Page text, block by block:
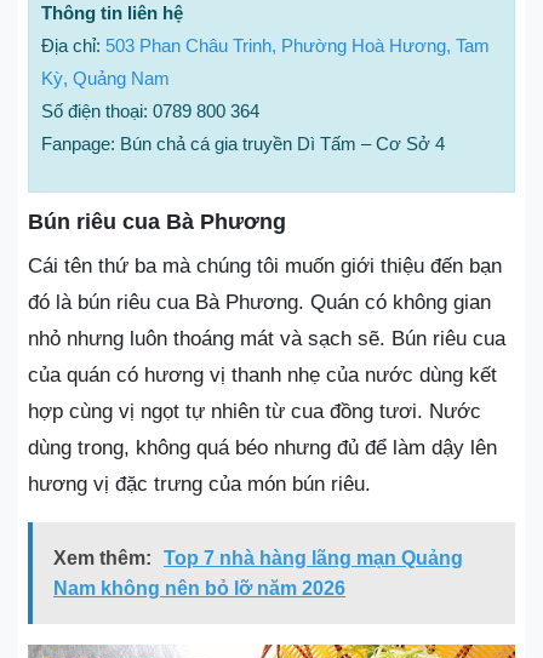
Thông tin liên hệ
Địa chỉ: 503 Phan Châu Trinh, Phường Hoà Hương, Tam
Kỳ, Quảng Nam
Số điện thoại: 0789 800 364
Fanpage: Bún chả cá gia truyền Dì Tấm – Cơ Sở 4
Bún riêu cua Bà Phương
Cái tên thứ ba mà chúng tôi muốn giới thiệu đến bạn
đó là bún riêu cua Bà Phương. Quán có không gian
nhỏ nhưng luôn thoáng mát và sạch sẽ. Bún riêu cua
của quán có hương vị thanh nhẹ của nước dùng kết
hợp cùng vị ngọt tự nhiên từ cua đồng tươi. Nước
dùng trong, không quá béo nhưng đủ để làm dậy lên
hương vị đặc trưng của món bún riêu.
Xem thêm:
Top 7 nhà hàng lãng mạn Quảng
Nam không nên bỏ lỡ năm 2026